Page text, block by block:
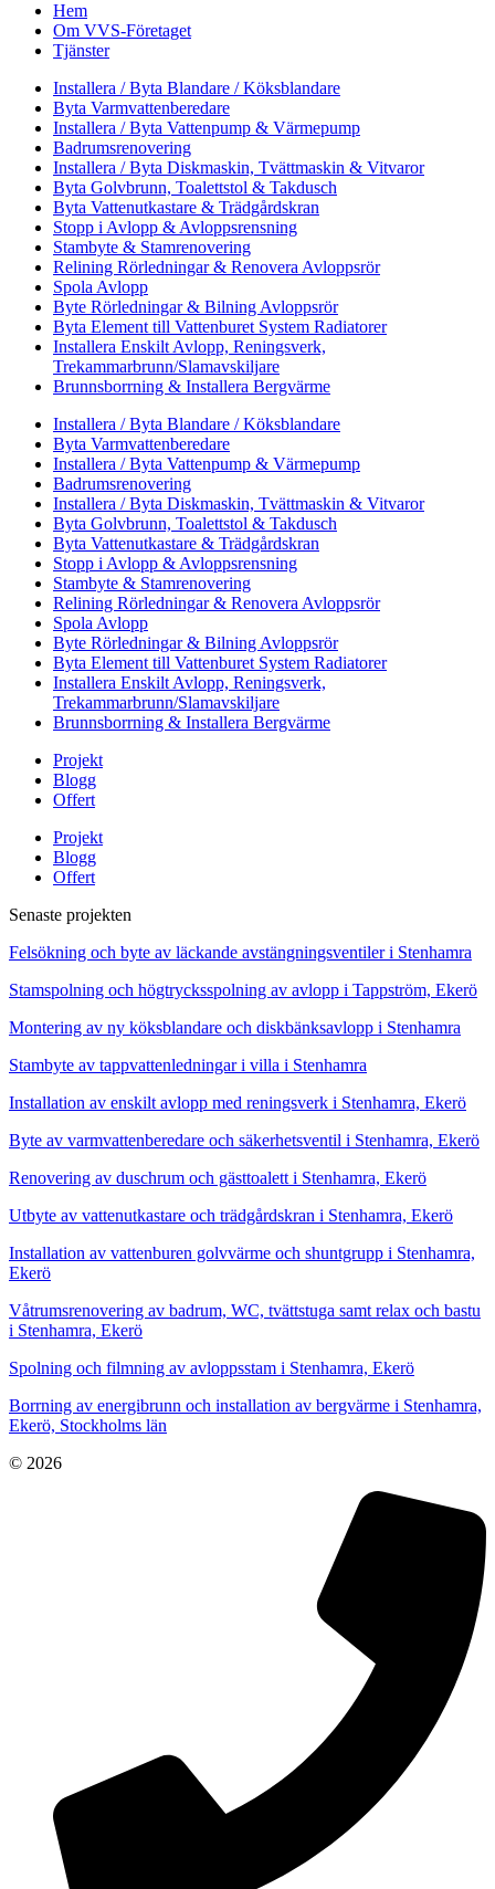
Hem
Om VVS-Företaget
Tjänster
Installera / Byta Blandare / Köksblandare
Byta Varmvattenberedare
Installera / Byta Vattenpump & Värmepump
Badrumsrenovering
Installera / Byta Diskmaskin, Tvättmaskin & Vitvaror
Byta Golvbrunn, Toalettstol & Takdusch
Byta Vattenutkastare & Trädgårdskran
Stopp i Avlopp & Avloppsrensning
Stambyte & Stamrenovering
Relining Rörledningar & Renovera Avloppsrör
Spola Avlopp
Byte Rörledningar & Bilning Avloppsrör
Byta Element till Vattenburet System Radiatorer
Installera Enskilt Avlopp, Reningsverk,
Trekammarbrunn/Slamavskiljare
Brunnsborrning & Installera Bergvärme
Installera / Byta Blandare / Köksblandare
Byta Varmvattenberedare
Installera / Byta Vattenpump & Värmepump
Badrumsrenovering
Installera / Byta Diskmaskin, Tvättmaskin & Vitvaror
Byta Golvbrunn, Toalettstol & Takdusch
Byta Vattenutkastare & Trädgårdskran
Stopp i Avlopp & Avloppsrensning
Stambyte & Stamrenovering
Relining Rörledningar & Renovera Avloppsrör
Spola Avlopp
Byte Rörledningar & Bilning Avloppsrör
Byta Element till Vattenburet System Radiatorer
Installera Enskilt Avlopp, Reningsverk,
Trekammarbrunn/Slamavskiljare
Brunnsborrning & Installera Bergvärme
Projekt
Blogg
Offert
Projekt
Blogg
Offert
Senaste projekten
Felsökning och byte av läckande avstängningsventiler i Stenhamra
Stamspolning och högtrycksspolning av avlopp i Tappström, Ekerö
Montering av ny köksblandare och diskbänksavlopp i Stenhamra
Stambyte av tappvattenledningar i villa i Stenhamra
Installation av enskilt avlopp med reningsverk i Stenhamra, Ekerö
Byte av varmvattenberedare och säkerhetsventil i Stenhamra, Ekerö
Renovering av duschrum och gästtoalett i Stenhamra, Ekerö
Utbyte av vattenutkastare och trädgårdskran i Stenhamra, Ekerö
Installation av vattenburen golvvärme och shuntgrupp i Stenhamra,
Ekerö
Våtrumsrenovering av badrum, WC, tvättstuga samt relax och bastu
i Stenhamra, Ekerö
Spolning och filmning av avloppsstam i Stenhamra, Ekerö
Borrning av energibrunn och installation av bergvärme i Stenhamra,
Ekerö, Stockholms län
© 2026